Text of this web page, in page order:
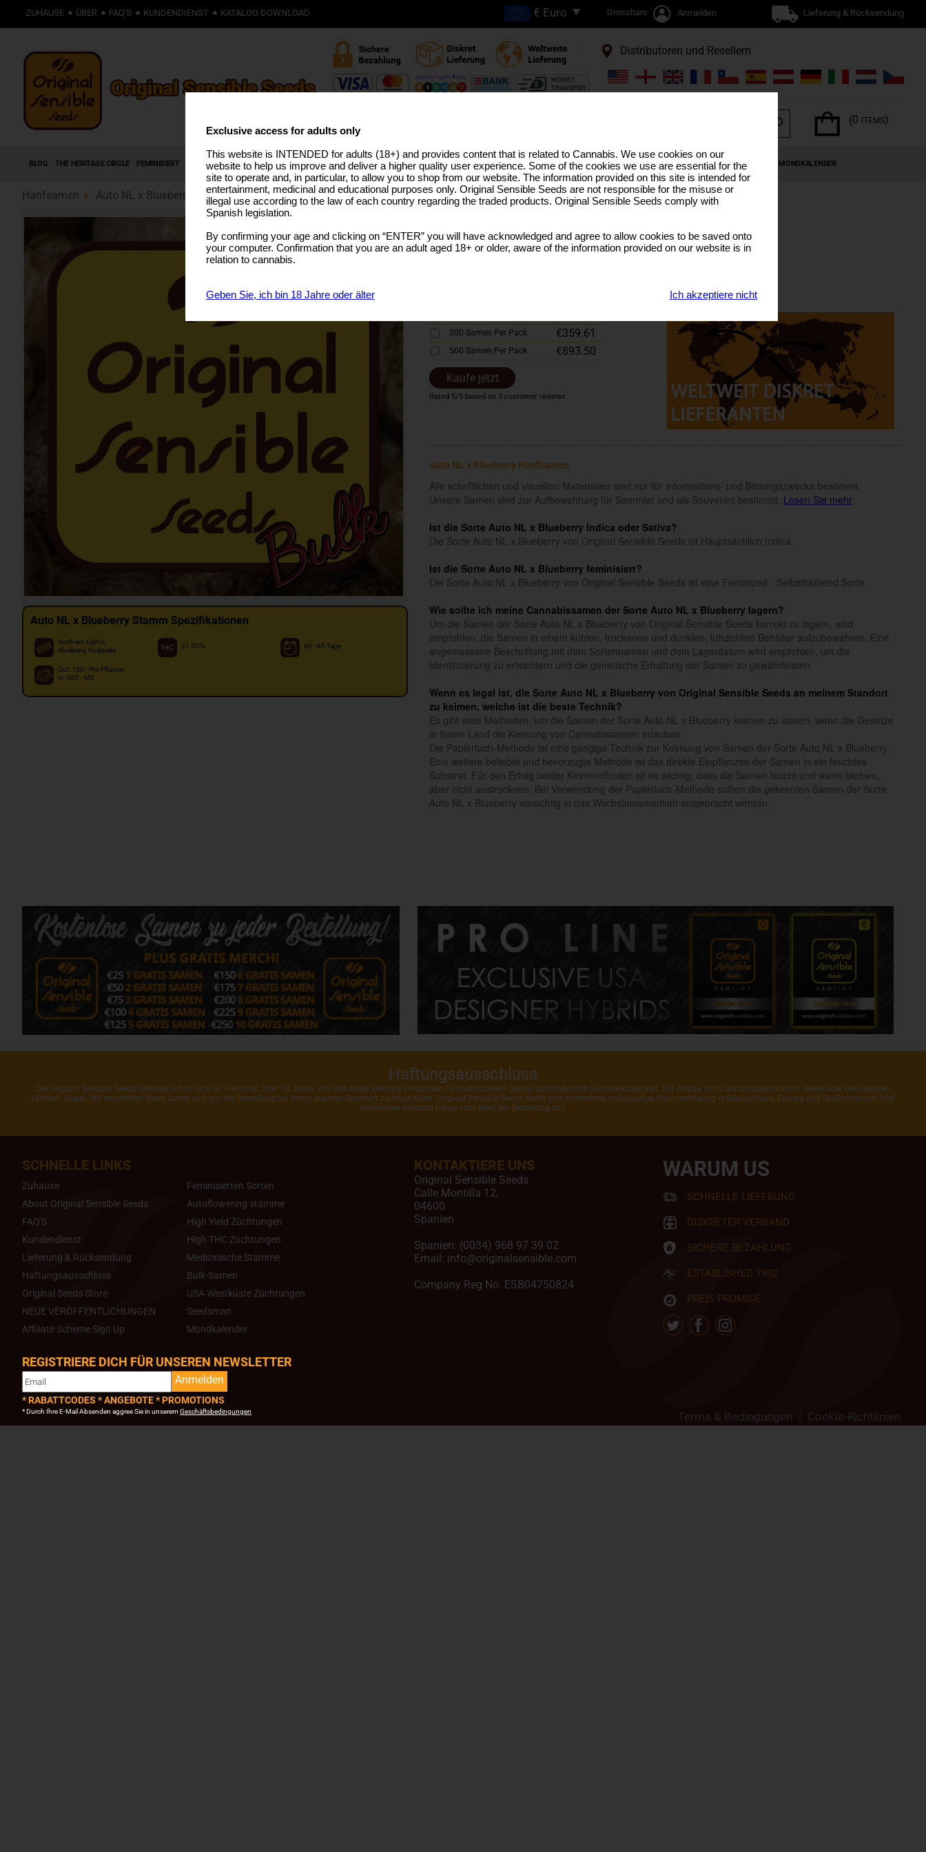
ZUHAUSE ÜBER FAQ'S KUNDENDIENST KATALOG DOWNLOAD Grosshandel Anmelden Lieferung & Rücksendung
Distributoren und Resellern
(0 ITEMS)
BLOG THE HERITAGE CIRCLE FEMINISIERT AUTOFLOWERING SAMEN HIGH THC ZÜCHTUNGEN PRO-LINIE MEDIZINISCHES SAATGUT USA ZÜCHTUNGEN BULK-SAMEN CANNABIS-TERPENE SONDERANGEBOTE MONDKALENDER
Hanfsamen Auto NL x Blueberry (89)
Auto NL x Blueberry Stamm Spezifikationen
Northern Lights,
Blueberry, Ruderalis
21.00% 60 - 65 Tage
Out: 150 - Pro Pflanze
In: 600 - M2
Northern LightsxBlueberry x Ruderalis
SELECT A GEBINDE
200 Samen Per Pack €359.61
500 Samen Per Pack €893.50
Kaufe jetzt
Rated 5/5 based on 3 customer reviews
Auto NL x Blueberry Hanfsamen
Alle schriftlichen und visuellen Materialien sind nur für Informations- und Bildungszwecke bestimmt.
Unsere Samen sind zur Aufbewahrung für Sammler und als Souvenirs bestimmt. Lesen Sie mehr
Ist die Sorte Auto NL x Blueberry Indica oder Sativa?
Die Sorte Auto NL x Blueberry von Original Sensible Seeds ist Hauptsächlich Indica.
Ist die Sorte Auto NL x Blueberry feminisiert?
Die Sorte Auto NL x Blueberry von Original Sensible Seeds ist eine Feminized - Selbstblühend Sorte.
Wie sollte ich meine Cannabissamen der Sorte Auto NL x Blueberry lagern?
Um die Samen der Sorte Auto NL x Blueberry von Original Sensible Seeds korrekt zu lagern, wird
empfohlen, die Samen in einem kühlen, trockenen und dunklen, luftdichten Behälter aufzubewahren. Eine
angemessene Beschriftung mit dem Sortennamen und dem Lagerdatum wird empfohlen, um die
Identifizierung zu erleichtern und die genetische Erhaltung der Samen zu gewährleisten.
Wenn es legal ist, die Sorte Auto NL x Blueberry von Original Sensible Seeds an meinem Standort
zu keimen, welche ist die beste Technik?
Es gibt viele Methoden, um die Samen der Sorte Auto NL x Blueberry keimen zu lassen, wenn die Gesetze
in Ihrem Land die Keimung von Cannabissamen erlauben.
Die Papiertuch-Methode ist eine gängige Technik zur Keimung von Samen der Sorte Auto NL x Blueberry.
Eine weitere beliebte und bevorzugte Methode ist das direkte Einpflanzen der Samen in ein feuchtes
Substrat. Für den Erfolg beider Keimmethoden ist es wichtig, dass die Samen feucht und warm bleiben,
aber nicht austrocknen. Bei Verwendung der Papiertuch-Methode sollten die gekeimten Samen der Sorte
Auto NL x Blueberry vorsichtig in das Wachstumsmedium eingebracht werden.
Haftungsausschluss
Die Original Sensible Seeds-Website richtet sich an Personen über 18 Jahre. Alle auf dieser Website verkauften Cannabissamen dienen ausschließlich Geschenkzwecken. Der Anbau von Cannabissamen ist in vielen oder den meisten
Ländern illegal. Wir empfehlen Ihnen daher, sich vor der Bestellung bei Ihrem eigenen Geschäft zu erkundigen. Original Sensible Seeds bietet eine kostenlose, vollständige Nachverfolgung in Deutschland, Europa und Großbritannien (der
kostenlose Versand hängt vom Wert der Bestellung ab).
SCHNELLE LINKS
Zuhause
About Original Sensible Seeds
FAQ'S
Kundendienst
Lieferung & Rücksendung
Haftungsausschluss
Original Seeds Store
NEUE VERÖFFENTLICHUNGEN
Affiliate Scheme Sign Up
Feminisierten Sorten
Autoflowering stämme
High Yield Züchtungen
High THC Züchtungen
Medizinische Stämme
Bulk-Samen
USA Westküste Züchtungen
Seedsman
Mondkalender
KONTAKTIERE UNS
Original Sensible Seeds
Calle Montilla 12,
04600
Spanien
Spanien: (0034) 968 97 39 02
Email: info@originalsensible.com
Company Reg No. ESB04750824
WARUM US
SCHNELLE LIEFERUNG
DISKRETER VERSAND
SICHERE BEZAHLUNG
ESTABLISHED 1992
PREIS PROMISE
REGISTRIERE DICH FÜR UNSEREN NEWSLETTER
Anmelden
* RABATTCODES * ANGEBOTE * PROMOTIONS
* Durch Ihre E-Mail Absenden aggree Sie in unserem Geschäftsbedingungen Terms & Bedingungen Cookie-Richtlinien
Exclusive access for adults only
This website is INTENDED for adults (18+) and provides content that is related to Cannabis. We use cookies on our
website to help us improve and deliver a higher quality user experience. Some of the cookies we use are essential for the
site to operate and, in particular, to allow you to shop from our website. The information provided on this site is intended for
entertainment, medicinal and educational purposes only. Original Sensible Seeds are not responsible for the misuse or
illegal use according to the law of each country regarding the traded products. Original Sensible Seeds comply with
Spanish legislation.
By confirming your age and clicking on “ENTER” you will have acknowledged and agree to allow cookies to be saved onto
your computer. Confirmation that you are an adult aged 18+ or older, aware of the information provided on our website is in
relation to cannabis.
Geben Sie, ich bin 18 Jahre oder älter Ich akzeptiere nicht